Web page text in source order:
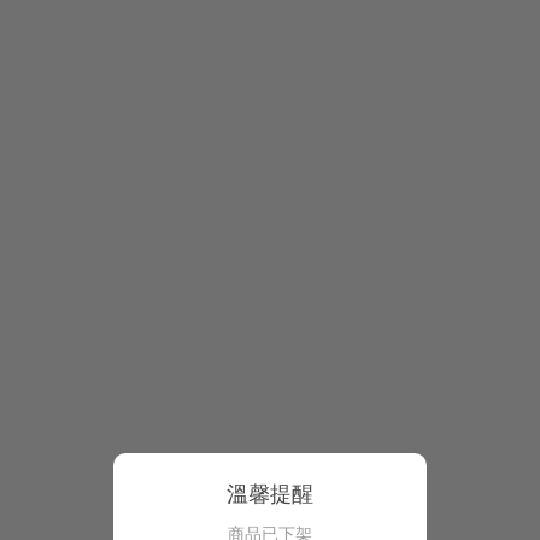
溫馨提醒
商品已下架